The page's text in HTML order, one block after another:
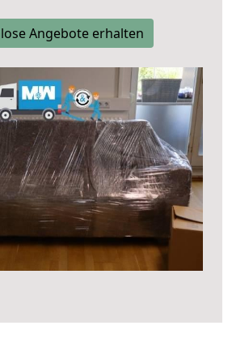
Angebote erhalten